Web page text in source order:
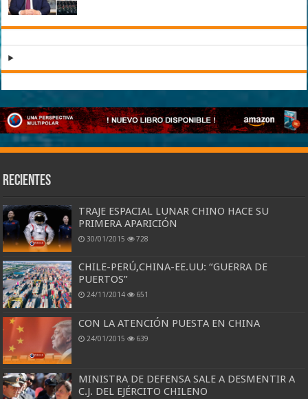
Recientes
TRAJE ESPACIAL LUNAR CHINO HACE SU
PRIMERA APARICIÓN
30/01/2015 728
CHILE-PERÚ,CHINA-EE.UU: “GUERRA DE
PUERTOS”
24/11/2014 651
CON LA ATENCIÓN PUESTA EN CHINA
24/01/2015 639
MINISTRA DE DEFENSA SALE A DESMENTIR A
C.J. DEL EJÉRCITO CHILENO